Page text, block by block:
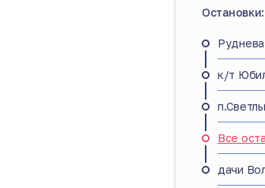
Остановки:
Руднева
к/т
Все
дачи